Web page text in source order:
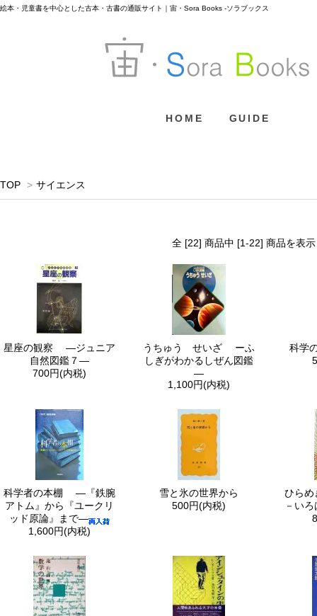
絵本・児童書を中心とした古本・古書の通販サイト｜宙・Sora Books -ソラブックス
HOME GUIDE
TOP > サイエンス
全 [22] 商品中 [1-22] 商品を表
星座の観察 ―ジュニア
自然図鑑７—
700円(内税)
うちゅう せいざ ーふ
しぎがわかるしぜん図鑑
—
1,100円(内税)
科学
科学者の本棚 ―『鉄腕
アトム』から『ユークリ
ッド原論』まで―
1,600円(内税)
雪と氷の世界から
500円(内税)
ひら
－い